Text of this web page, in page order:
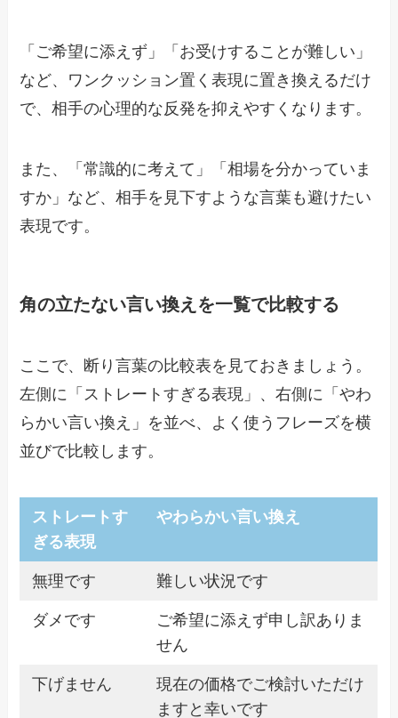
「ご希望に添えず」「お受けすることが難しい」
など、ワンクッション置く表現に置き換えるだけ
で、相手の心理的な反発を抑えやすくなります。
また、「常識的に考えて」「相場を分かっていま
すか」など、相手を見下すような言葉も避けたい
表現です。
角の立たない言い換えを一覧で比較する
ここで、断り言葉の比較表を見ておきましょう。
左側に「ストレートすぎる表現」、右側に「やわ
らかい言い換え」を並べ、よく使うフレーズを横
並びで比較します。
ストレートす
ぎる表現
やわらかい言い換え
無理です 難しい状況です
ダメです
ご希望に添えず申し訳ありま
せん
下げません
現在の価格でご検討いただけ
ますと幸いです